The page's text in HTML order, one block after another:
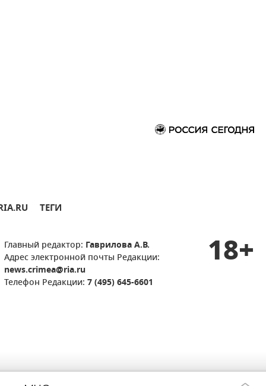
ТЕГИ
Главный редактор: Гаврилова А.В.
Адрес электронной почты Редакции:
news.crimea@ria.ru
Телефон Редакции: 7 (495) 645-6601
18+